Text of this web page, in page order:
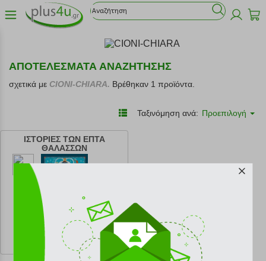
ΑΠΟΤΕΛΕΣΜΑΤΑ ΑΝΑΖΗΤΗΣΗΣ
σχετικά με CIONI-CHIARA. Βρέθηκαν 1 προϊόντα.
Ταξινόμηση ανά: Προεπιλογή
ΙΣΤΟΡΙΕΣ ΤΩΝ ΕΠΤΑ
ΘΑΛΑΣΣΩΝ
κωδ. 108210152
9.90 €
Ελάχιστη 30 ημερών 11.00 €
Προτεινόμενη λιανική 11.00 €